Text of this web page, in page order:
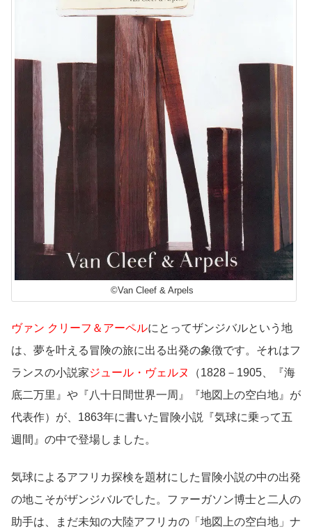
©Van Cleef & Arpels
ヴァン クリーフ＆アーペルにとってザンジバルという地
は、夢を叶える冒険の旅に出る出発の象徴です。それはフ
ランスの小説家ジュール・ヴェルヌ
（1828－1905、『海
底二万里』や『八十日間世界一周』『地図上の空白地』が
代表作）が、1863年に書いた冒険小説『気球に乗って五
週間』の中で登場しました。
気球によるアフリカ探検を題材にした冒険小説の中の出発
の地こそがザンジバルでした。ファーガソン博士と二人の
助手は、まだ未知の大陸アフリカの「地図上の空白地」ナ